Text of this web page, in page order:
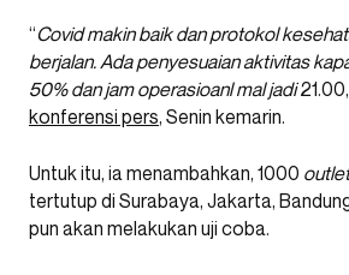
“Covid makin baik dan protokol
berjalan. Ada penyesuaian aktivitas
50% dan jam operasioanl mal jadi
konferensi pers, Senin kemarin.
Untuk itu, ia menambahkan, 1000 outlet
tertutup di Surabaya, Jakarta,
pun akan melakukan uji coba.